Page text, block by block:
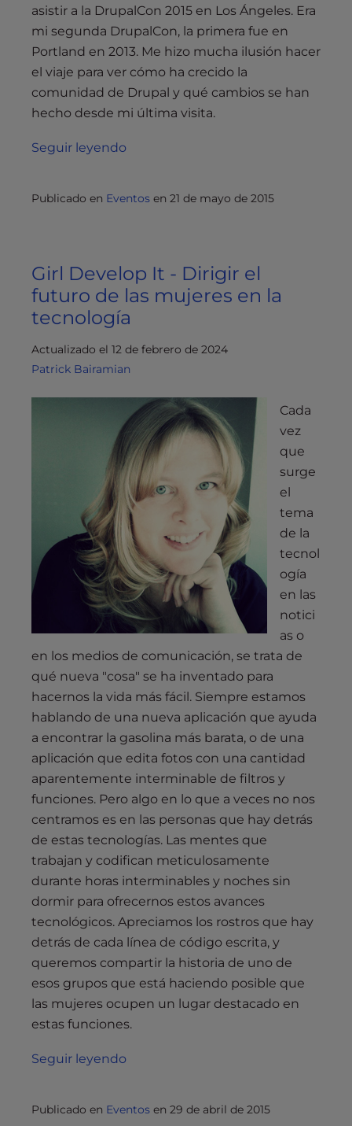
asistir a la DrupalCon 2015 en Los Ángeles. Era
mi segunda DrupalCon, la primera fue en
Portland en 2013. Me hizo mucha ilusión hacer
el viaje para ver cómo ha crecido la
comunidad de Drupal y qué cambios se han
hecho desde mi última visita.
Seguir leyendo
Publicado en Eventos en 21 de mayo de 2015
Girl Develop It - Dirigir el
futuro de las mujeres en la
tecnología
Actualizado el 12 de febrero de 2024
Patrick Bairamian
Cada
vez
que
surge
el
tema
de la
tecnol
ogía
en las
notici
as o
en los medios de comunicación, se trata de
qué nueva "cosa" se ha inventado para
hacernos la vida más fácil. Siempre estamos
hablando de una nueva aplicación que ayuda
a encontrar la gasolina más barata, o de una
aplicación que edita fotos con una cantidad
aparentemente interminable de filtros y
funciones. Pero algo en lo que a veces no nos
centramos es en las personas que hay detrás
de estas tecnologías. Las mentes que
trabajan y codifican meticulosamente
durante horas interminables y noches sin
dormir para ofrecernos estos avances
tecnológicos. Apreciamos los rostros que hay
detrás de cada línea de código escrita, y
queremos compartir la historia de uno de
esos grupos que está haciendo posible que
las mujeres ocupen un lugar destacado en
estas funciones.
Seguir leyendo
Publicado en Eventos en 29 de abril de 2015